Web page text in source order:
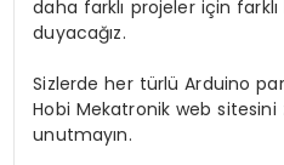
daha farklı projeler için
duyacağız.
Sizlerde her türlü Arduino
Hobi Mekatronik web
unutmayın.